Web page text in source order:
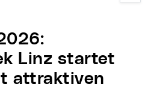
Linz startet
attraktiven